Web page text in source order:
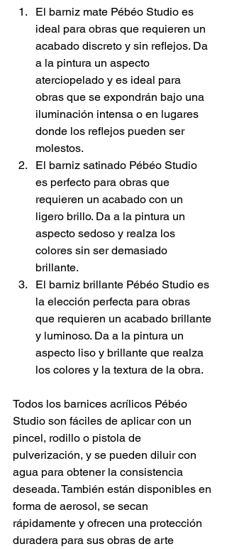
El barniz mate Pébéo Studio es
ideal para obras que requieren un
acabado discreto y sin reflejos. Da
a la pintura un aspecto
aterciopelado y es ideal para
obras que se expondrán bajo una
iluminación intensa o en lugares
donde los reflejos pueden ser
molestos.
El barniz satinado Pébéo Studio
es perfecto para obras que
requieren un acabado con un
ligero brillo. Da a la pintura un
aspecto sedoso y realza los
colores sin ser demasiado
brillante.
El barniz brillante Pébéo Studio es
la elección perfecta para obras
que requieren un acabado brillante
y luminoso. Da a la pintura un
aspecto liso y brillante que realza
los colores y la textura de la obra.
Todos los barnices acrílicos Pébéo
Studio son fáciles de aplicar con un
pincel, rodillo o pistola de
pulverización, y se pueden diluir con
agua para obtener la consistencia
deseada. También están disponibles en
forma de aerosol, se secan
rápidamente y ofrecen una protección
duradera para sus obras de arte